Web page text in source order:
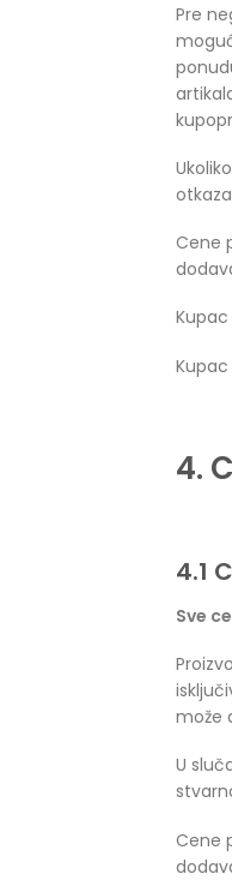
Pre
Cene
4.
4.1
Sve
može
U
Cene